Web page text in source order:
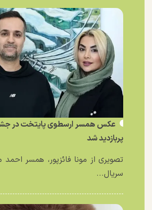
عکس همسر ارسطوی پایتخت در
پربازدید شد
تصویری از مونا فائزپور، همسر احمد
سریال...